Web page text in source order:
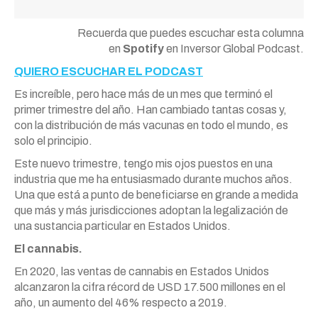
Recuerda que puedes escuchar esta columna
en Spotifyen Inversor Global Podcast.
QUIERO ESCUCHAR EL PODCAST
Es increíble, pero hace más de un mes que terminó el
primer trimestre del año. Han cambiado tantas cosas y,
con la distribución de más vacunas en todo el mundo, es
solo el principio.
Este nuevo trimestre, tengo mis ojos puestos en una
industria que me ha entusiasmado durante muchos años.
Una que está a punto de beneficiarse en grande a medida
que más y más jurisdicciones adoptan la legalización de
una sustancia particular en Estados Unidos.
El cannabis.
En 2020, las ventas de cannabis en Estados Unidos
alcanzaron la cifra récord de USD 17.500 millones en el
año, un aumento del 46% respecto a 2019.